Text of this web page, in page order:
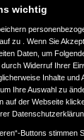
IHR
wichtig
zu . Wenn Sie
Daten, um
Widerruf Ihrer
Inhalte
Ihre Auswahl zu
auf der Webseite
Buttons stimmen